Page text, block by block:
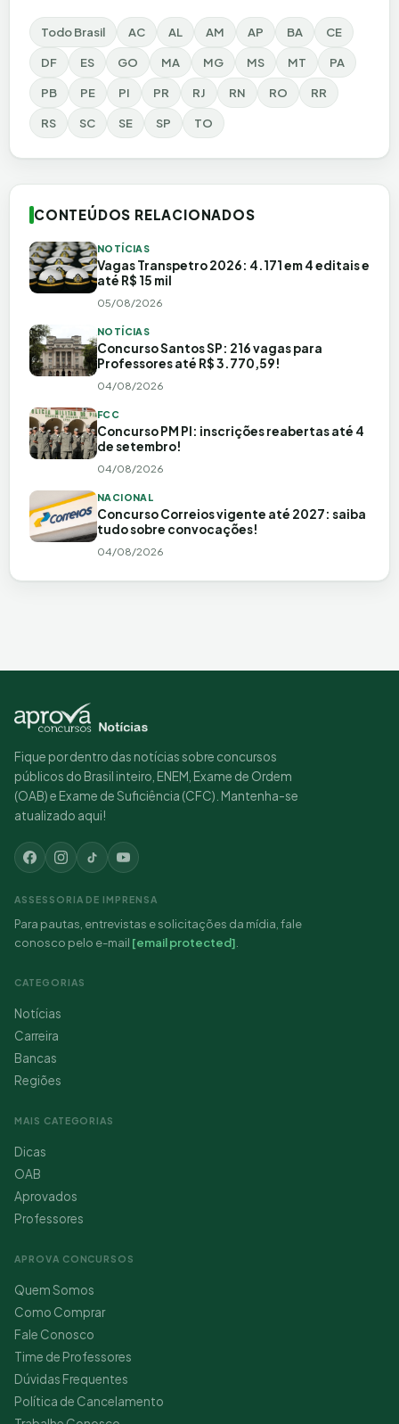
Todo Brasil AC AL AM AP BA CE
DF ES GO MA MG MS MT PA
PB PE PI PR RJ RN RO RR
RS SC SE SP TO
CONTEÚDOS RELACIONADOS
NOTÍCIAS
Vagas Transpetro 2026: 4.171 em 4 editais e
até R$ 15 mil
05/08/2026
NOTÍCIAS
Concurso Santos SP: 216 vagas para
Professores até R$ 3.770,59!
04/08/2026
FCC
Concurso PM PI: inscrições reabertas até 4
de setembro!
04/08/2026
NACIONAL
Concurso Correios vigente até 2027: saiba
tudo sobre convocações!
04/08/2026
Fique por dentro das notícias sobre concursos
públicos do Brasil inteiro, ENEM, Exame de Ordem
(OAB) e Exame de Suficiência (CFC). Mantenha-se
atualizado aqui!
ASSESSORIA DE IMPRENSA
Para pautas, entrevistas e solicitações da mídia, fale
conosco pelo e-mail [email protected]
CATEGORIAS
Notícias
Carreira
Bancas
Regiões
MAIS CATEGORIAS
Dicas
OAB
Aprovados
Professores
APROVA CONCURSOS
Quem Somos
Como Comprar
Fale Conosco
Time de Professores
Dúvidas Frequentes
Política de Cancelamento